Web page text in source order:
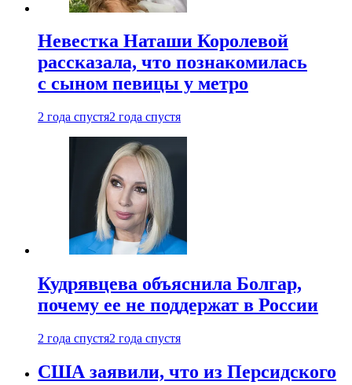
Невестка Наташи Королевой
рассказала, что познакомилась
с сыном певицы у метро
2 года спустя2 года спустя
Кудрявцева объяснила Болгар,
почему ее не поддержат в России
2 года спустя2 года спустя
США заявили, что из Персидского